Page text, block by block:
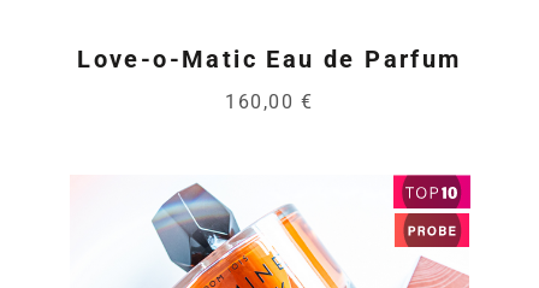
Love-o-Matic Eau de Parfum
160,00 €